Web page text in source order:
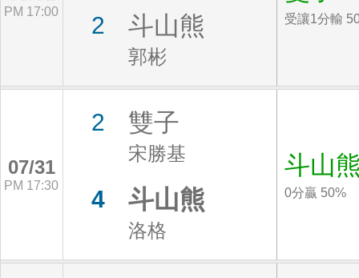
PM 17:00
2 斗山熊
郭彬
受讓1分輸
07/31
PM 17:30
2 雙子
宋勝基
4 斗山熊
洛格
斗山
0分贏 50%